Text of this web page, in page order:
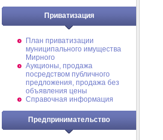
Приватизация
План приватизации
муниципального имущества
Мирного
Аукционы, продажа
посредством публичного
предложения, продажа без
объявления цены
Справочная информация
Предпринимательство